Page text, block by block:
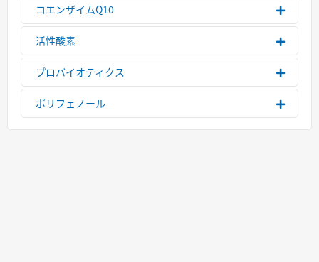
コエンザイムQ10
活性酸素
プロバイオティクス
ポリフェノール